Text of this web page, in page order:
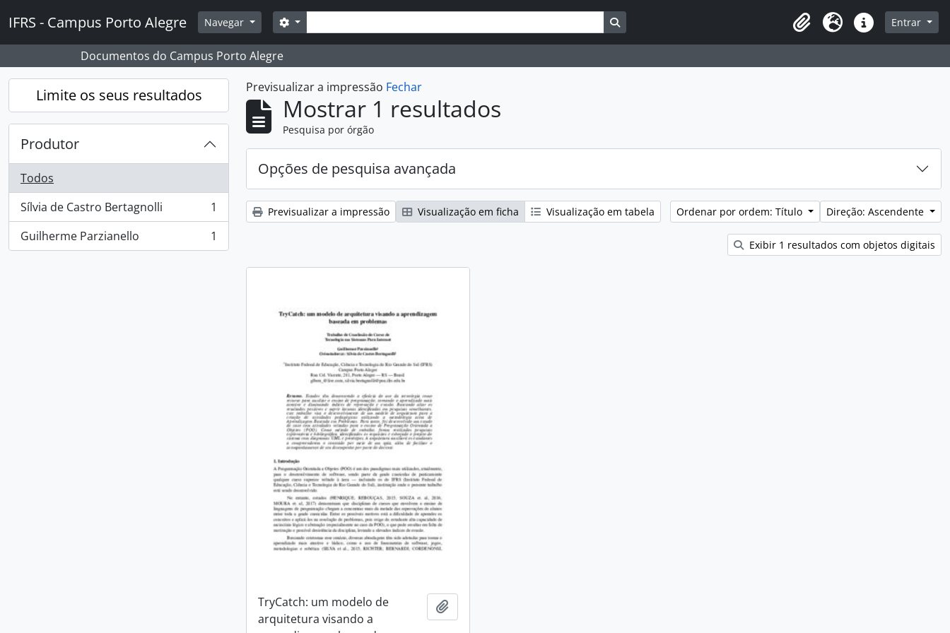
IFRS - Campus Porto Alegre Navegar Pesquisar
Opções de busca Busque na página de navegação
Idioma Ligações rápidas
Entrar
Documentos do Campus Porto Alegre
Limite os seus resultados
Produtor
Todos
Sílvia de Castro Bertagnolli
, 1 resultados
1
Guilherme Parzianello
, 1 resultados 1
Previsualizar a impressão Fechar
Mostrar 1 resultados
Pesquisa por órgão
Opções de pesquisa avançada
Previsualizar a impressão Visualização em ficha Visualização em tabela Ordenar por ordem: Título Direção: Ascendente
Exibir 1 resultados com objetos digitais
TryCatch: um modelo de
arquitetura visando a